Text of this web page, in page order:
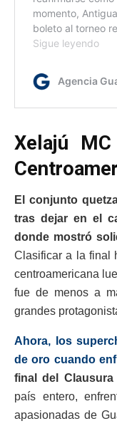
Xelajú
El conjunto
tras dejar en el
donde mostró
Clasificar a la final
centroamericana
fue de menos a
grandes
Ahora, los
de oro cuando
final del Clausura
país entero,
apasionadas de